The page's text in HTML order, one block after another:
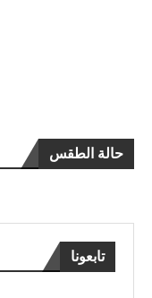
حالة الطقس
تابعونا